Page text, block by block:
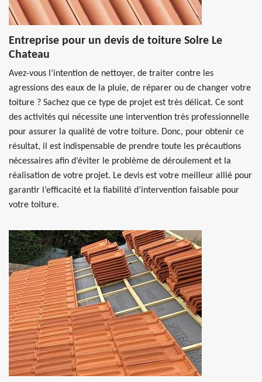
Entreprise pour un devis de toiture Solre Le
Chateau
Avez-vous l’intention de nettoyer, de traiter contre les
agressions des eaux de la pluie, de réparer ou de changer votre
toiture ? Sachez que ce type de projet est très délicat. Ce sont
des activités qui nécessite une intervention très professionnelle
pour assurer la qualité de votre toiture. Donc, pour obtenir ce
résultat, il est indispensable de prendre toute les précautions
nécessaires afin d’éviter le problème de déroulement et la
réalisation de votre projet. Le devis est votre meilleur allié pour
garantir l’efficacité et la fiabilité d’intervention faisable pour
votre toiture.